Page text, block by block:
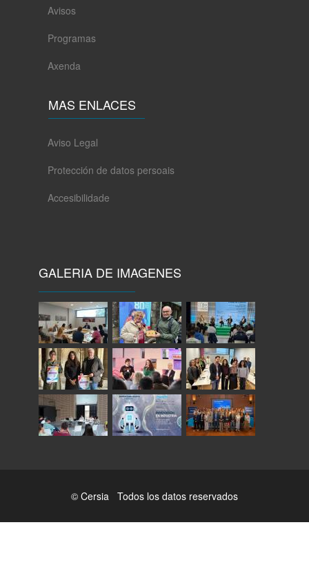
Avisos
Programas
Axenda
MAS ENLACES
Aviso Legal
Protección de datos persoais
Accesibilidade
GALERIA DE IMAGENES
© Cersia Todos los datos reservados